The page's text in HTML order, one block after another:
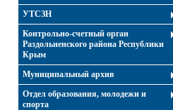
УТСЗН
Контрольно-счетный орган
Раздольненского района Республики
Крым
Муниципальный архив
Отдел образования, молодежи и
спорта